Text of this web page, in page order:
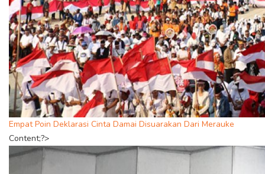
Empat Poin Deklarasi Cinta Damai Disuarakan Dari Merauke
Content;?>